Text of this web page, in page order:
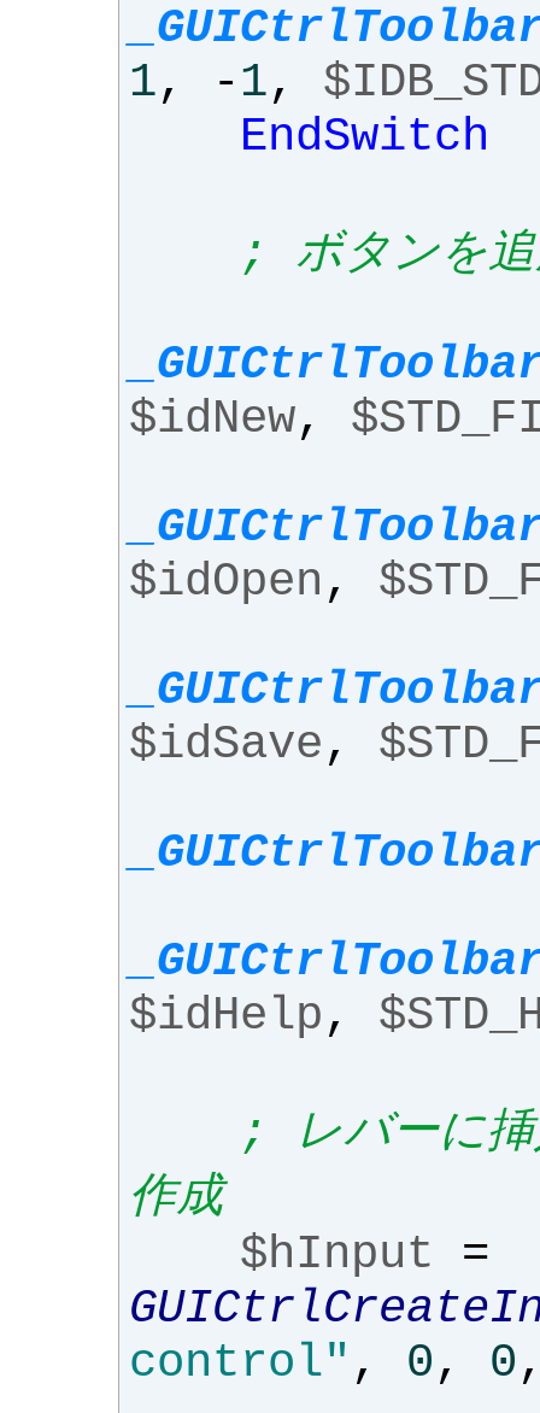
1, -1,
EndSwitch
; ボタンを
$idNew,
$idOpen ,
$idSave,
$idHelp,
; レバーに挿
作成
$hInput
=
control" , 0, 0